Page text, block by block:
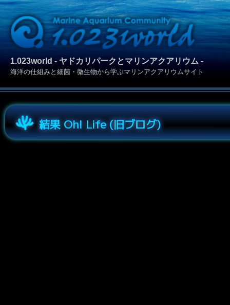
1.023world - ヤドカリパークとマリンアクアリウム -
海洋の仕組みと細菌・微生物から学ぶマリンアクアリウムサイト
結果 Oh! Life (旧ブログ)